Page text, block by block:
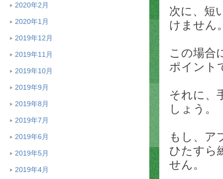
2020年2月
2020年1月
2019年12月
2019年11月
2019年10月
2019年9月
2019年8月
2019年7月
2019年6月
2019年5月
2019年4月
次に、短
けません
この場合
ポイント
それに、
しょう。
もし、ア
ひたすら
せん。